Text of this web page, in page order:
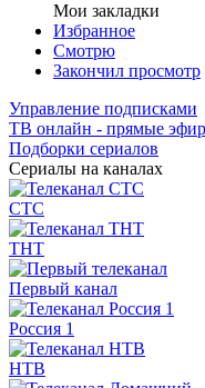
Мои закладки
Избранное
Смотрю
Закончил просмотр
Управление подписками
ТВ онлайн - прямые
Подборки сериалов
Сериалы на каналах
СТС
ТНТ
Первый канал
Россия 1
НТВ